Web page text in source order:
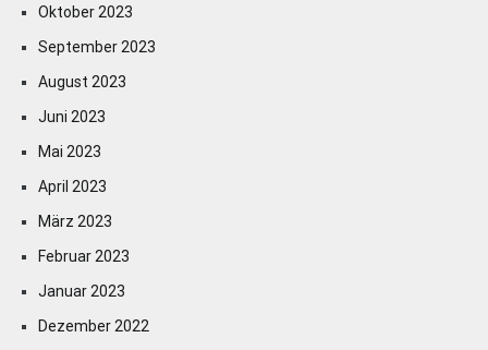
Oktober 2023
September 2023
August 2023
Juni 2023
Mai 2023
April 2023
März 2023
Februar 2023
Januar 2023
Dezember 2022